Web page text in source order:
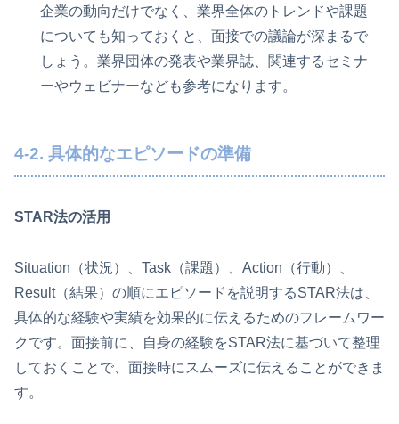
企業の動向だけでなく、業界全体のトレンドや課題
についても知っておくと、面接での議論が深まるで
しょう。業界団体の発表や業界誌、関連するセミナ
ーやウェビナーなども参考になります。
4-2. 具体的なエピソードの準備
STAR法の活用
Situation（状況）、Task（課題）、Action（行動）、
Result（結果）の順にエピソードを説明するSTAR法は、
具体的な経験や実績を効果的に伝えるためのフレームワー
クです。面接前に、自身の経験をSTAR法に基づいて整理
しておくことで、面接時にスムーズに伝えることができま
す。